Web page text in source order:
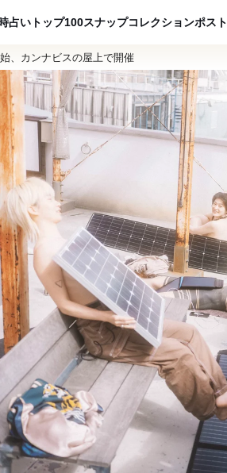
占い トップ100スナップコレクションポスト
、カンナビスの屋上で開催